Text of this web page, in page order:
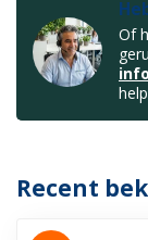
Of
Recent